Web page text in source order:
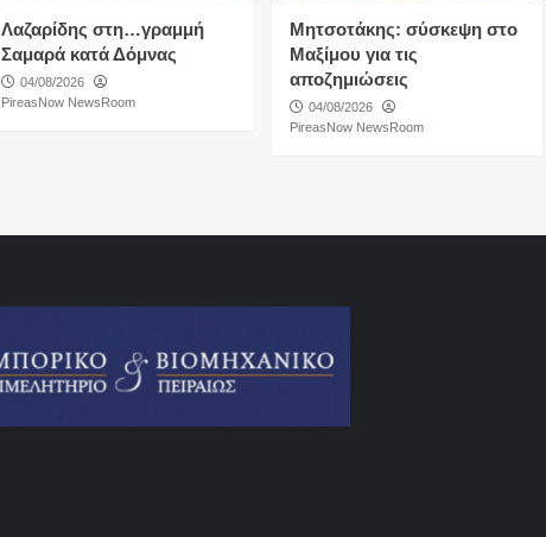
Λαζαρίδης στη…γραμμή
Σαμαρά κατά Δόμνας
04/08/2026
PireasNow NewsRoom
Μητσοτάκης: σύσκεψη στο
Μαξίμου για τις
αποζημιώσεις
04/08/2026
PireasNow NewsRoom